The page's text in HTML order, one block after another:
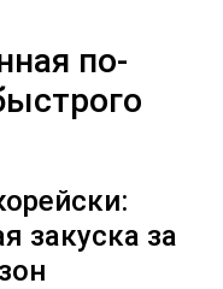
по-
закуска за